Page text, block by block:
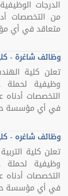
الدرجات
من التخصصات
متعاقد في أي
وظائف شاغرة -
تعلن كلية
وظيفية لحملة
التخصصات
في أي مؤسسة
وظائف شاغره -
تعلن كلية
وظيفية لحملة
التخصصات
في أي مؤسسة